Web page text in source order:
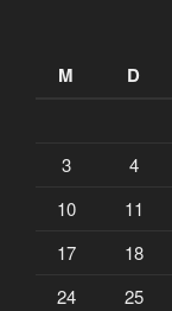
M D
3
4
10
11
17
18
24
25